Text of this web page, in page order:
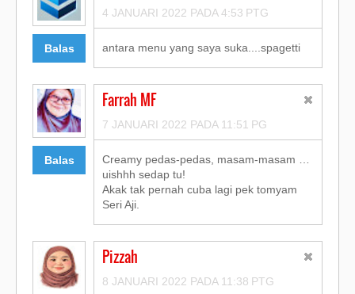
Balas
4 JANUARI 2022 PADA 4:53 PTG
antara menu yang saya suka....spagetti
Balas
Farrah MF
7 JANUARI 2022 PADA 11:51 PG
Creamy pedas-pedas, masam-masam …
uishhh sedap tu!
Akak tak pernah cuba lagi pek tomyam
Seri Aji.
Pizzah
8 JANUARI 2022 PADA 11:38 PTG